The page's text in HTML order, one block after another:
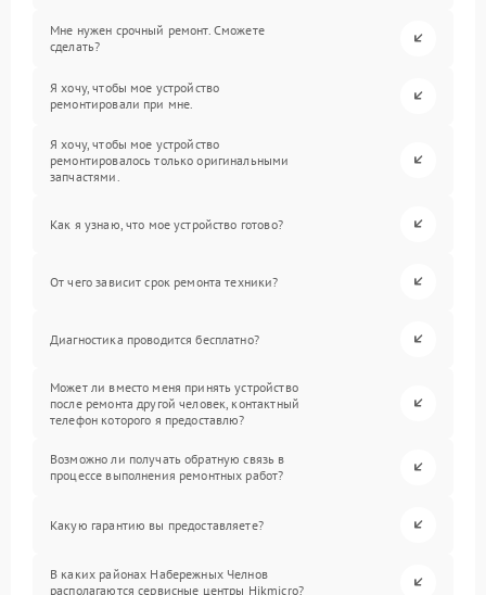
Мне нужен срочный ремонт. Сможете
сделать?
Я хочу, чтобы мое устройство
ремонтировали при мне.
Я хочу, чтобы мое устройство
ремонтировалось только оригинальными
запчастями.
Как я узнаю, что мое устройство готово?
От чего зависит срок ремонта техники?
Диагностика проводится бесплатно?
Может ли вместо меня принять устройство
после ремонта другой человек, контактный
телефон которого я предоставлю?
Возможно ли получать обратную связь в
процессе выполнения ремонтных работ?
Какую гарантию вы предоставляете?
В каких районах Набережных Челнов
располагаются сервисные центры Hikmicro?